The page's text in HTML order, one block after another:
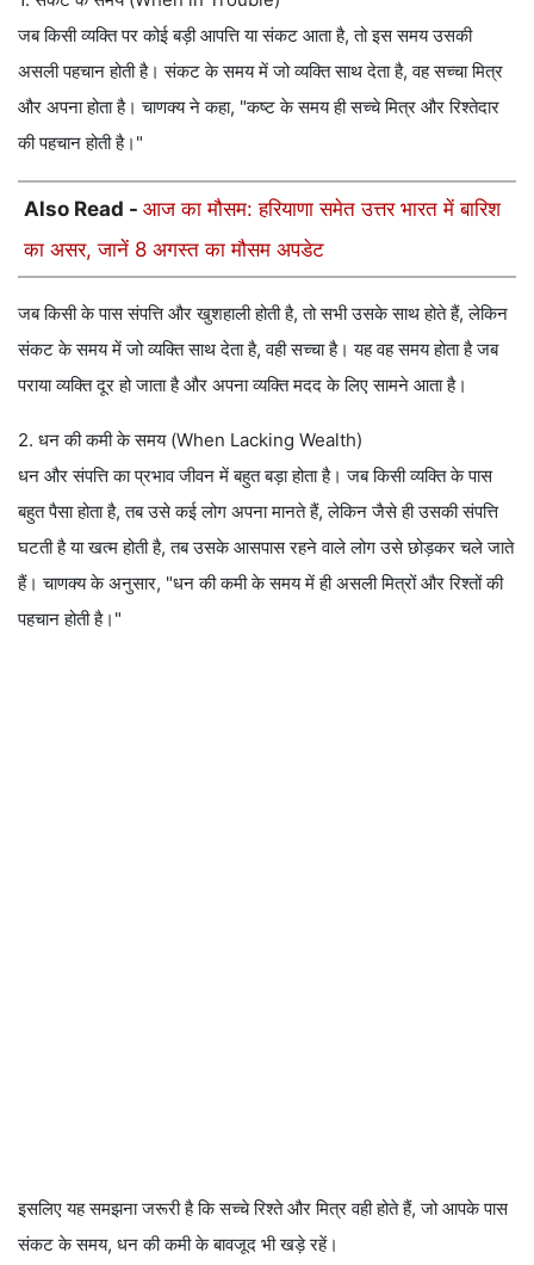
जब किसी व्यक्ति पर कोई बड़ी आपत्ति या संकट आता है, तो इस समय उसकी
असली पहचान होती है। संकट के समय में जो व्यक्ति साथ देता है, वह सच्चा मित्र
और अपना होता है। चाणक्य ने कहा, "कष्ट के समय ही सच्चे मित्र और रिश्तेदार
की पहचान होती है।"
Also Read - आज का मौसम: हरियाणा समेत उत्तर भारत में बारिश
का असर, जानें 8 अगस्त का मौसम अपडेट
जब किसी के पास संपत्ति और खुशहाली होती है, तो सभी उसके साथ होते हैं, लेकिन
संकट के समय में जो व्यक्ति साथ देता है, वही सच्चा है। यह वह समय होता है जब
पराया व्यक्ति दूर हो जाता है और अपना व्यक्ति मदद के लिए सामने आता है।
2. धन की कमी के समय (When Lacking Wealth)
धन और संपत्ति का प्रभाव जीवन में बहुत बड़ा होता है। जब किसी व्यक्ति के पास
बहुत पैसा होता है, तब उसे कई लोग अपना मानते हैं, लेकिन जैसे ही उसकी संपत्ति
घटती है या खत्म होती है, तब उसके आसपास रहने वाले लोग उसे छोड़कर चले जाते
हैं। चाणक्य के अनुसार, "धन की कमी के समय में ही असली मित्रों और रिश्तों की
पहचान होती है।"
इसलिए यह समझना जरूरी है कि सच्चे रिश्ते और मित्र वही होते हैं, जो आपके पास
संकट के समय, धन की कमी के बावजूद भी खड़े रहें।